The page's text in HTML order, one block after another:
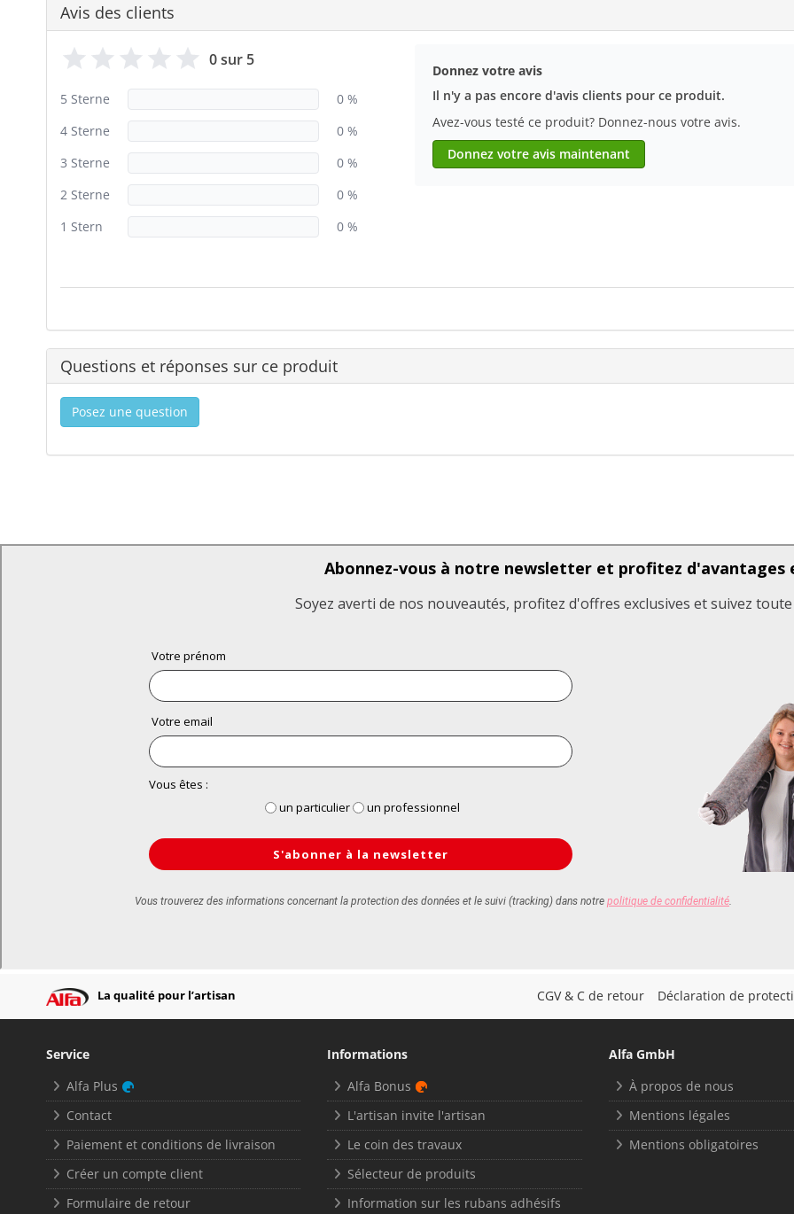
Avis des clients
0 sur 5
5 Sterne
0 %
4 Sterne
0 %
3 Sterne
0 %
2 Sterne
0 %
1 Stern
0 %
Donnez votre avis
Il n'y a pas encore d'avis clients pour ce produit.
Avez-vous testé ce produit? Donnez-nous votre avis.
Donnez votre avis maintenant
Questions et réponses sur ce produit
Posez une question
La qualité pour l’artisan CGV & C de retour Déclaration de
Service
Alfa Plus
Contact
Paiement et conditions de livraison
Créer un compte client
Formulaire de retour
Informations
Alfa Bonus
L'artisan invite l'artisan
Le coin des travaux
Sélecteur de produits
Information sur les rubans adhésifs
Alfa GmbH
À propos de nous
Mentions légales
Mentions obligatoires